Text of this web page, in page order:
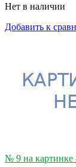
Нет в наличии
Добавить к
№ 9 на картинке